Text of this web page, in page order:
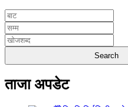
ताजा अपडेट